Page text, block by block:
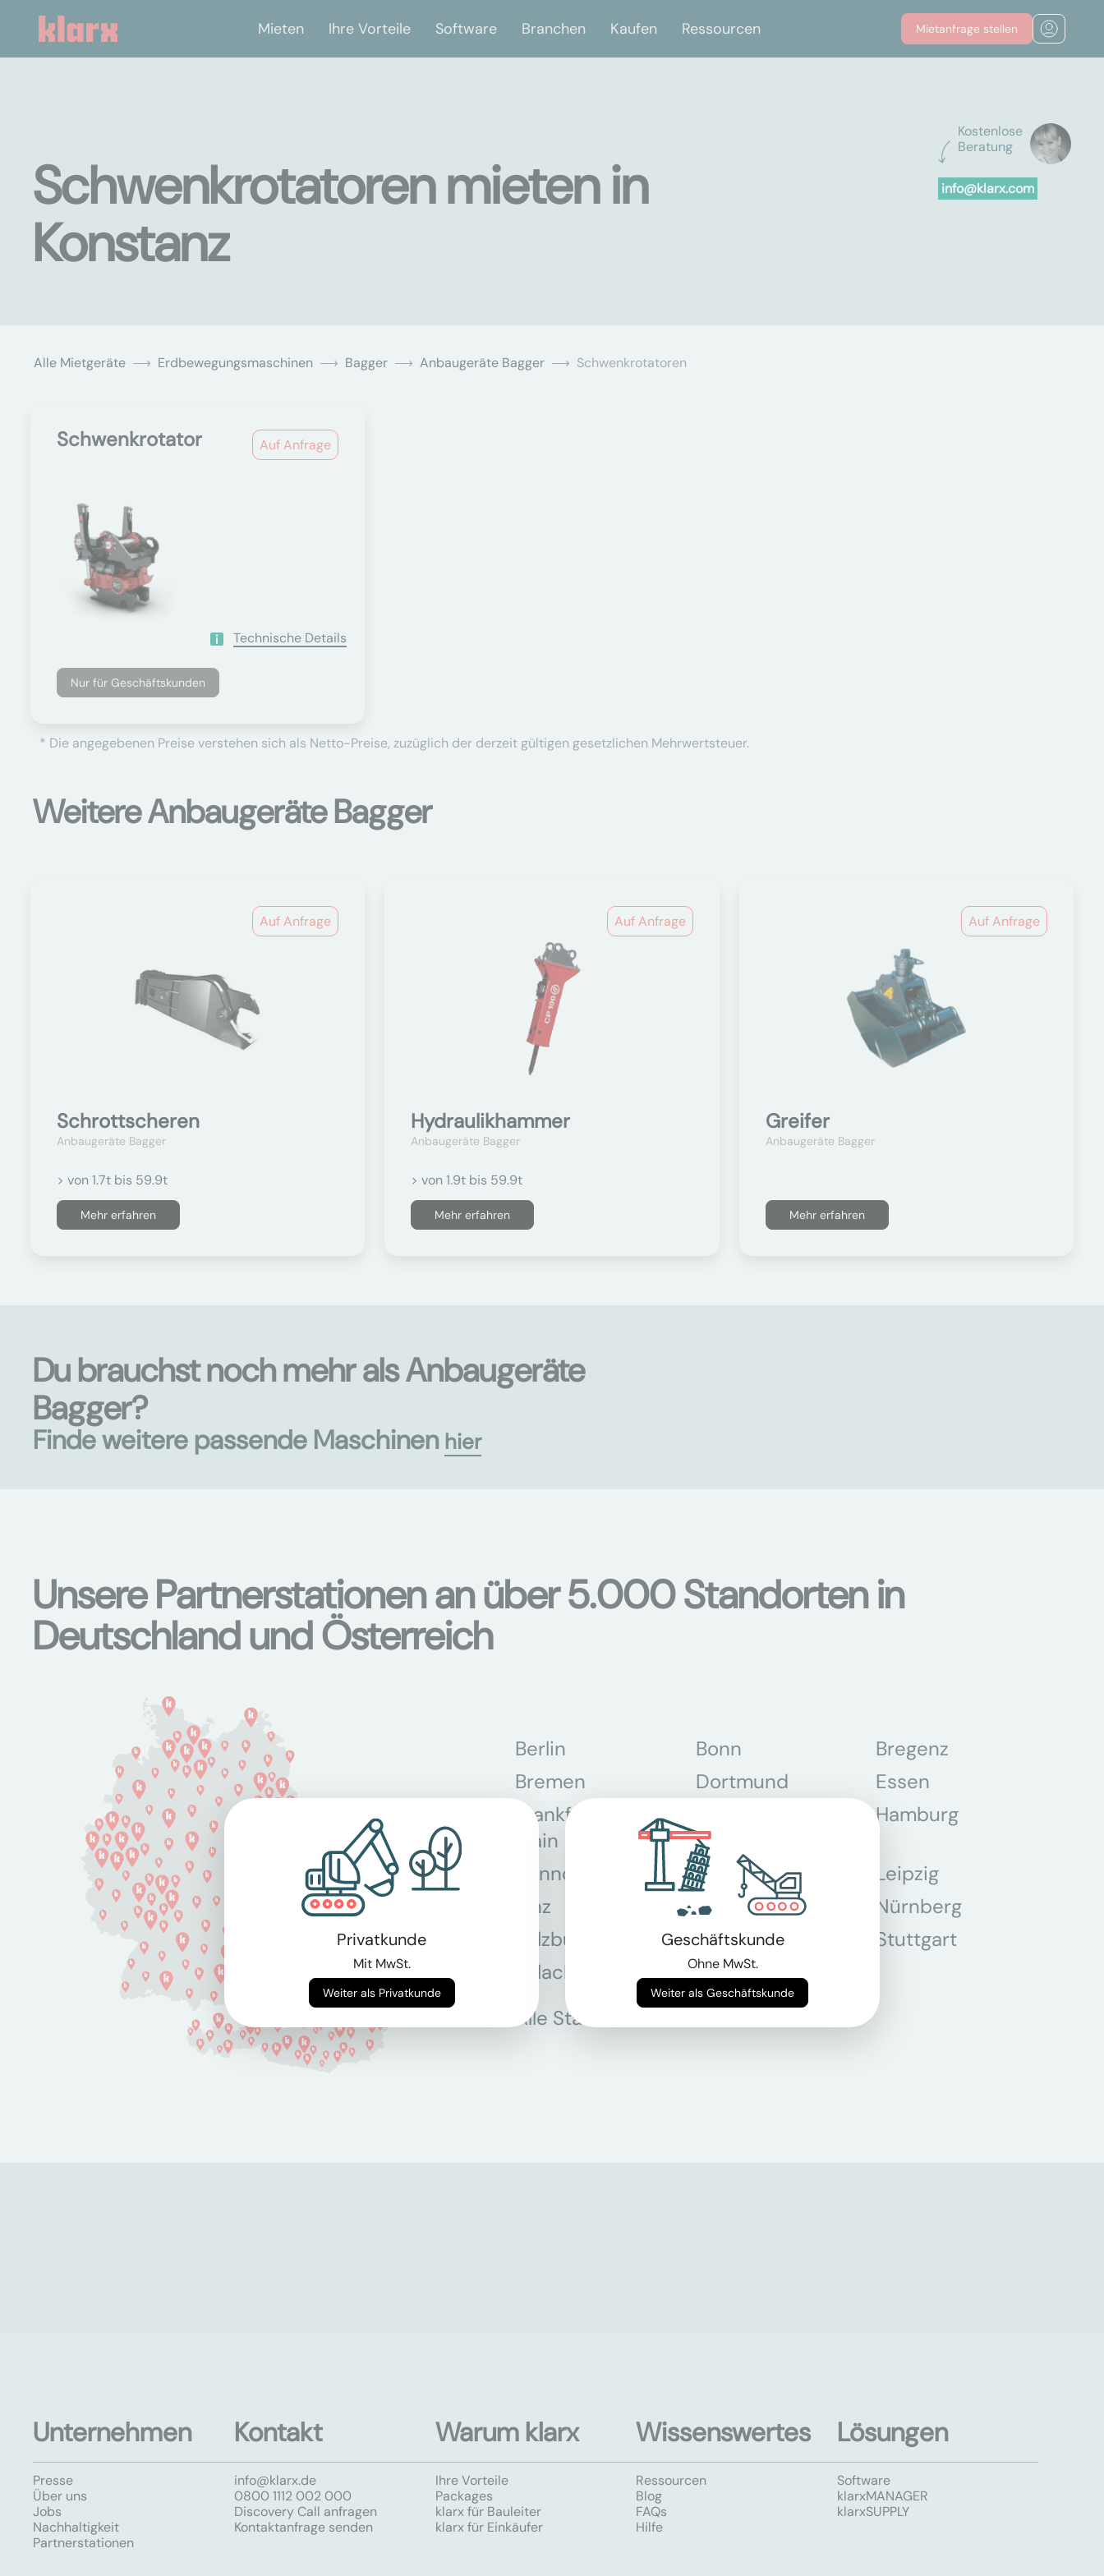
Mieten Ihre Vorteile Software Branchen Kaufen Ressourcen Mietanfrage stellen
Kostenlose
Beratung
info@klarx.com
Schwenkrotatoren mieten in
Konstanz
Alle Mietgeräte Erdbewegungsmaschinen Bagger Anbaugeräte Bagger Schwenkrotatoren
Auf Anfrage
Schwenkrotator
Technische Details
Nur für Geschäftskunden
* Die angegebenen Preise verstehen sich als Netto-Preise, zuzüglich der derzeit gültigen gesetzlichen Mehrwertsteuer.
Weitere Anbaugeräte Bagger
Auf Anfrage
Schrottscheren
Anbaugeräte Bagger
> von 1.7t bis 59.9t
Mehr erfahren
Auf Anfrage
Hydraulikhammer
Anbaugeräte Bagger
> von 1.9t bis 59.9t
Mehr erfahren
Auf Anfrage
Greifer
Anbaugeräte Bagger
Mehr erfahren
Du brauchst noch mehr als Anbaugeräte
Bagger?
Finde weitere passende Maschinen hier
Unsere Partnerstationen an über 5.000 Standorten in
Deutschland und Österreich
Berlin Bonn
Bregenz
Bremen
Dortmund
Essen
Frankfurt am
Main
Hamburg
Hannover Köln
Leipzig
Linz
München
Nürnberg
Salzburg
Steyr
Stuttgart
Villach
Wien
Alle Standorte
Unternehmen
Presse
Über uns
Jobs
Nachhaltigkeit
Partnerstationen
Kontakt
info@klarx.de
0800 1112 002 000
Discovery Call anfragen
Kontaktanfrage senden
Warum klarx
Ihre Vorteile
Packages
klarx für Bauleiter
klarx für Einkäufer
Wissenswertes
Ressourcen
Blog
FAQs
Hilfe
Lösungen
Software
klarxMANAGER
klarxSUPPLY
Privatkunde
Mit MwSt.
Weiter als Privatkunde
Geschäftskunde
Ohne MwSt.
Weiter als Geschäftskunde